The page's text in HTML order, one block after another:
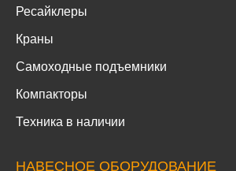
Ресайклеры
Краны
Самоходные подъемники
Компакторы
Техника в наличии
НАВЕСНОЕ ОБОРУДОВАНИЕ